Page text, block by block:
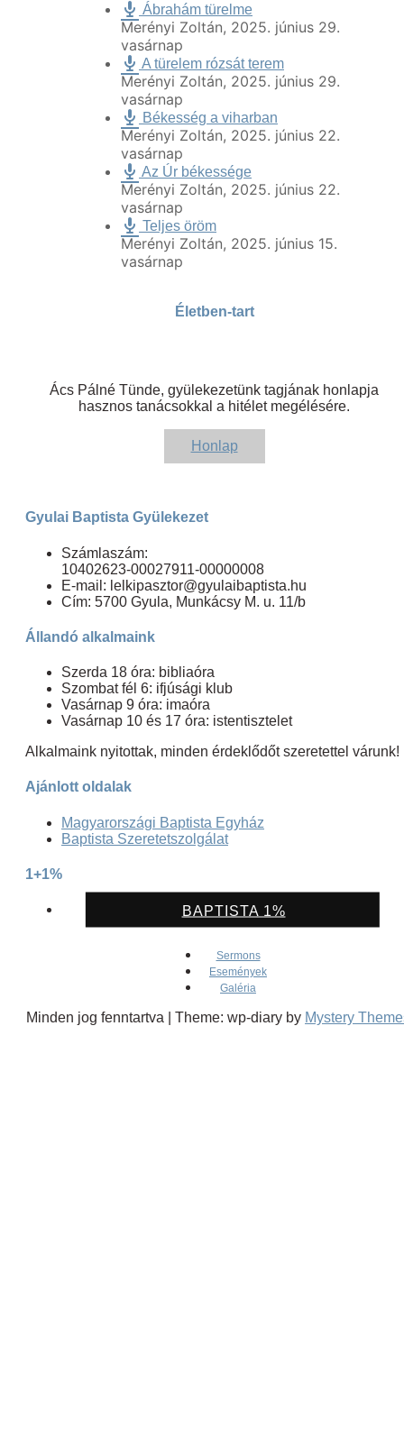
Ábrahám türelme
Merényi Zoltán, 2025. június 29.
vasárnap
A türelem rózsát terem
Merényi Zoltán, 2025. június 29.
vasárnap
Békesség a viharban
Merényi Zoltán, 2025. június 22.
vasárnap
Az Úr békessége
Merényi Zoltán, 2025. június 22.
vasárnap
Teljes öröm
Merényi Zoltán, 2025. június 15.
vasárnap
Életben-tart
Ács Pálné Tünde, gyülekezetünk tagjának honlapja
hasznos tanácsokkal a hitélet megélésére.
Honlap
Gyulai Baptista Gyülekezet
Számlaszám:
10402623-00027911-00000008
E-mail: lelkipasztor@gyulaibaptista.hu
Cím: 5700 Gyula, Munkácsy M. u. 11/b
Állandó alkalmaink
Szerda 18 óra: bibliaóra
Szombat fél 6: ifjúsági klub
Vasárnap 9 óra: imaóra
Vasárnap 10 és 17 óra: istentisztelet
Alkalmaink nyitottak, minden érdeklődőt szeretettel várunk!
Ajánlott oldalak
Magyarországi Baptista Egyház
Baptista Szeretetszolgálat
1+1%
BAPTISTA 1%
Sermons
Események
Galéria
Minden jog fenntartva Theme: wp-diary by Mystery